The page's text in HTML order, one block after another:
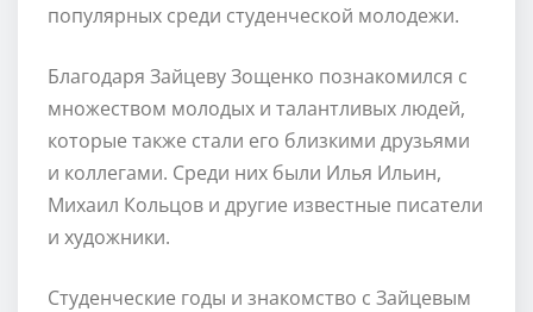
популярных среди студенческой молодежи.
Благодаря Зайцеву Зощенко познакомился с
множеством молодых и талантливых людей,
которые также стали его близкими друзьями
и коллегами. Среди них были Илья Ильин,
Михаил Кольцов и другие известные писатели
и художники.
Студенческие годы и знакомство с Зайцевым